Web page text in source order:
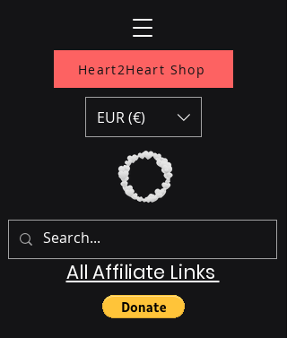
Heart2Heart Shop
All Affiliate Links
EUR (€)